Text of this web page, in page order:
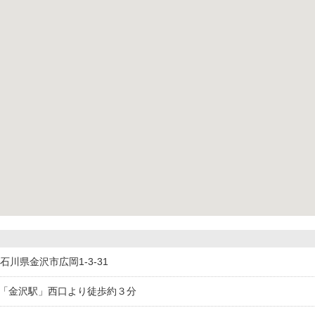
川県金沢市広岡1-3-31
金沢駅」西口より徒歩約３分